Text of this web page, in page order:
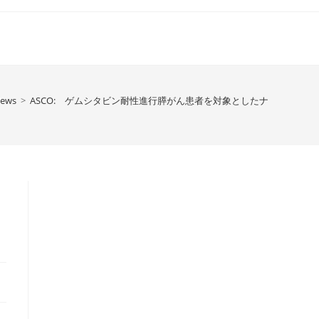
> ASCO: ゲムシタビン耐性進行膵がん患者を対象としたナブパクリタ